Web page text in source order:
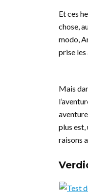
Et ces
chose,
modo,
prise les
Mais
plus est,
raisons